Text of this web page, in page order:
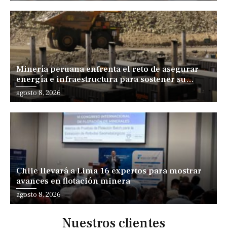
Minería peruana enfrenta el reto de asegurar
energía e infraestructura para sostener su
expansión
agosto 8, 2026
Chile llevará a Lima 16 expertos para mostrar
avances en flotación minera
agosto 8, 2026
Nuestros clientes